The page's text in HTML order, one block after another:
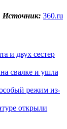
Источник: 360.ru
и двух сестер
свалке и ушла
режим из-
открыли